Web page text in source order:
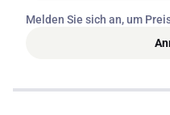
Melden Sie sich an, um